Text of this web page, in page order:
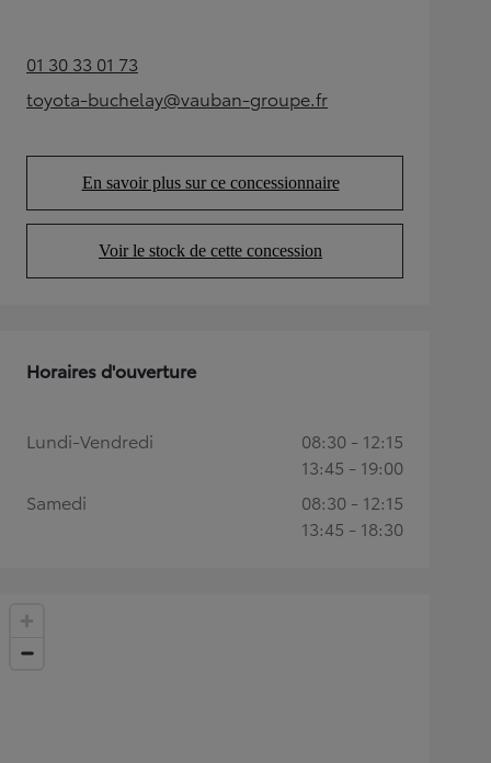
01 30 33 01 73(Opens in new tab)
toyota-buchelay@vauban-groupe.fr
(Opens in new tab)
En savoir plus sur ce concessionnaire
(Opens in new tab)
Voir le stock de cette concession
(Opens in new tab)
Horaires d'ouverture
Lundi-Vendredi
08:30 - 12:15
13:45 - 19:00
Samedi
08:30 - 12:15
13:45 - 18:30